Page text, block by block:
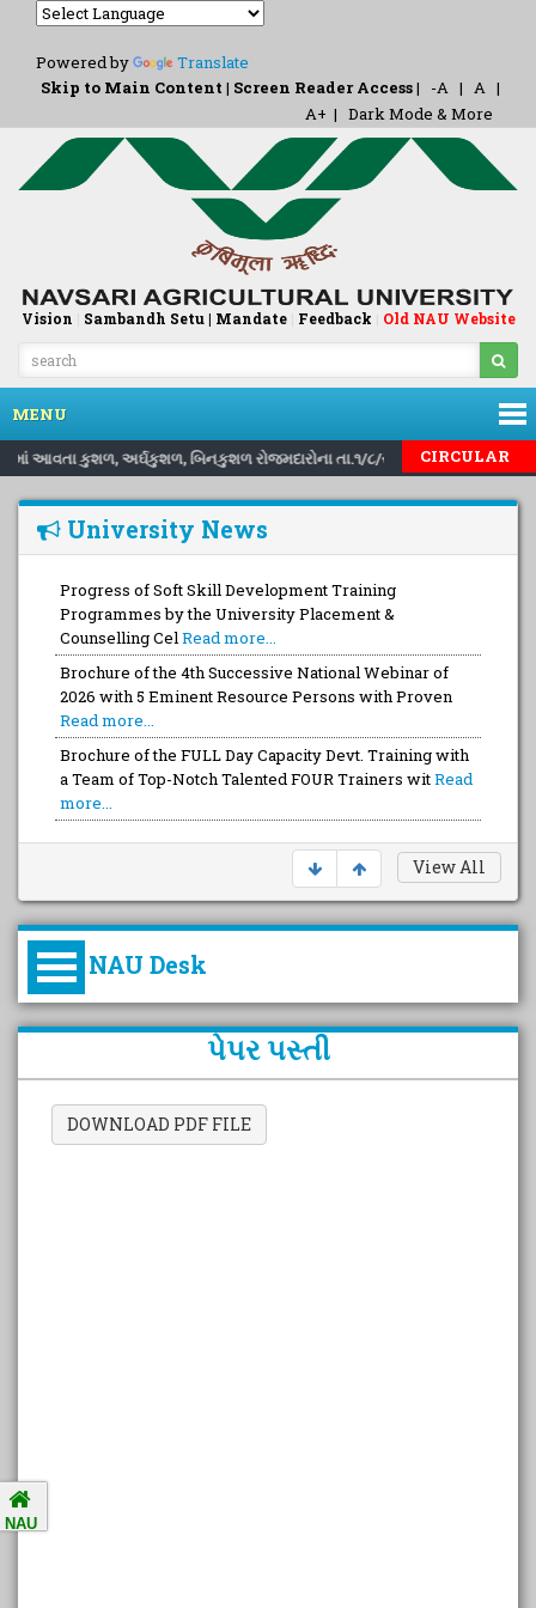
Powered by
Translate
Skip to Main Content | Screen Reader Access| -A | A |
A+ | Dark Mode & More
Vision | Sambandh Setu | Mandate| Feedback | Old NAU Website
MENU
આવતા કુશળ, અર્ઘકુશળ, બિનકુશળ રોજમદારોના તા.૧/૮/ર૦ર૬ થી તા.૩૧/૦૭/ર૦ર૭
CIRCULAR
University News
Progress of Soft Skill Development Training
Programmes by the University Placement &
Counselling CelRead more...
Brochure of the 4th Successive National Webinar of
2026 with 5 Eminent Resource Persons with Proven
Read more...
Brochure of the FULL Day Capacity Devt. Training with
a Team of Top-Notch Talented FOUR Trainers witRead
more...
View All
NAU Desk
કુલપતિની પરિવર્તનકારી પહેલનું
વિહંગાવલોકન (ઓક્ટોબર ૨૦૨૦-૨૦૨૫)
પેપર પસ્તી
DOWNLOAD PDF FILE
NAU